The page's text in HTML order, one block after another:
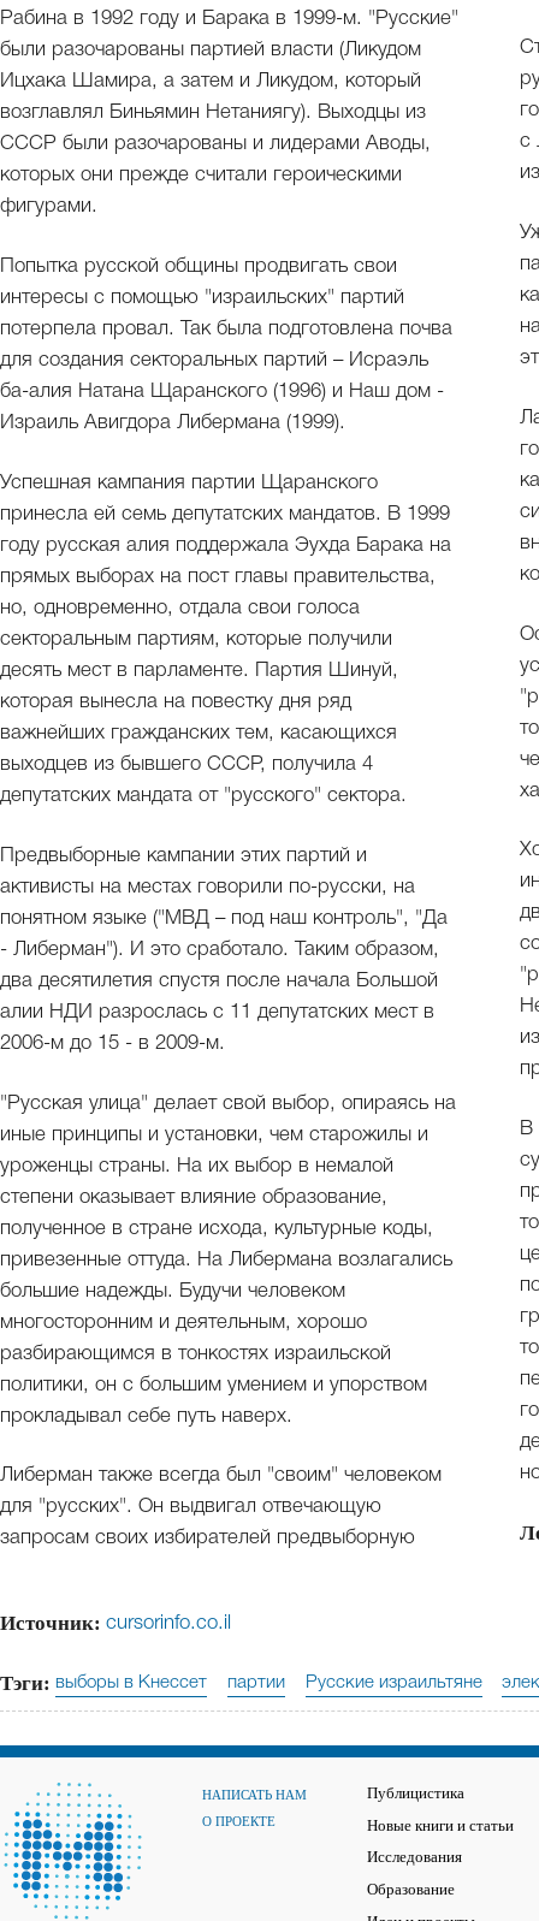
Рабина в 1992 году и Барака в 1999-м. "Русские"
были разочарованы партией власти (Ликудом
Ицхака Шамира, а затем и Ликудом, который
возглавлял Биньямин Нетаниягу). Выходцы из
СССР были разочарованы и лидерами Аводы,
которых они прежде считали героическими
фигурами.
Попытка русской общины продвигать свои
интересы с помощью "израильских" партий
потерпела провал. Так была подготовлена почва
для создания секторальных партий – Исраэль
ба-алия Натана Щаранского (1996) и Наш дом -
Израиль Авигдора Либермана (1999).
Успешная кампания партии Щаранского
принесла ей семь депутатских мандатов. В 1999
году русская алия поддержала Эухда Барака на
прямых выборах на пост главы правительства,
но, одновременно, отдала свои голоса
секторальным партиям, которые получили
десять мест в парламенте. Партия Шинуй,
которая вынесла на повестку дня ряд
важнейших гражданских тем, касающихся
выходцев из бывшего СССР, получила 4
депутатских мандата от "русского" сектора.
Предвыборные кампании этих партий и
активисты на местах говорили по-русски, на
понятном языке ("МВД – под наш контроль", "Да
- Либерман"). И это сработало. Таким образом,
два десятилетия спустя после начала Большой
алии НДИ разрослась с 11 депутатских мест в
2006-м до 15 - в 2009-м.
"Русская улица" делает свой выбор, опираясь на
иные принципы и установки, чем старожилы и
уроженцы страны. На их выбор в немалой
степени оказывает влияние образование,
полученное в стране исхода, культурные коды,
привезенные оттуда. На Либермана возлагались
большие надежды. Будучи человеком
многосторонним и деятельным, хорошо
разбирающимся в тонкостях израильской
политики, он с большим умением и упорством
прокладывал себе путь наверх.
Либерман также всегда был "своим" человеком
для "русских". Он выдвигал отвечающую
запросам своих избирателей предвыборную
с
В
Источник: cursorinfo.co.il
Тэги: выборы в Кнессет партии Русские израильтяне
НАПИСАТЬ НАМ
О ПРОЕКТЕ
Публицистика
Новые книги и статьи
Исследования
Образование